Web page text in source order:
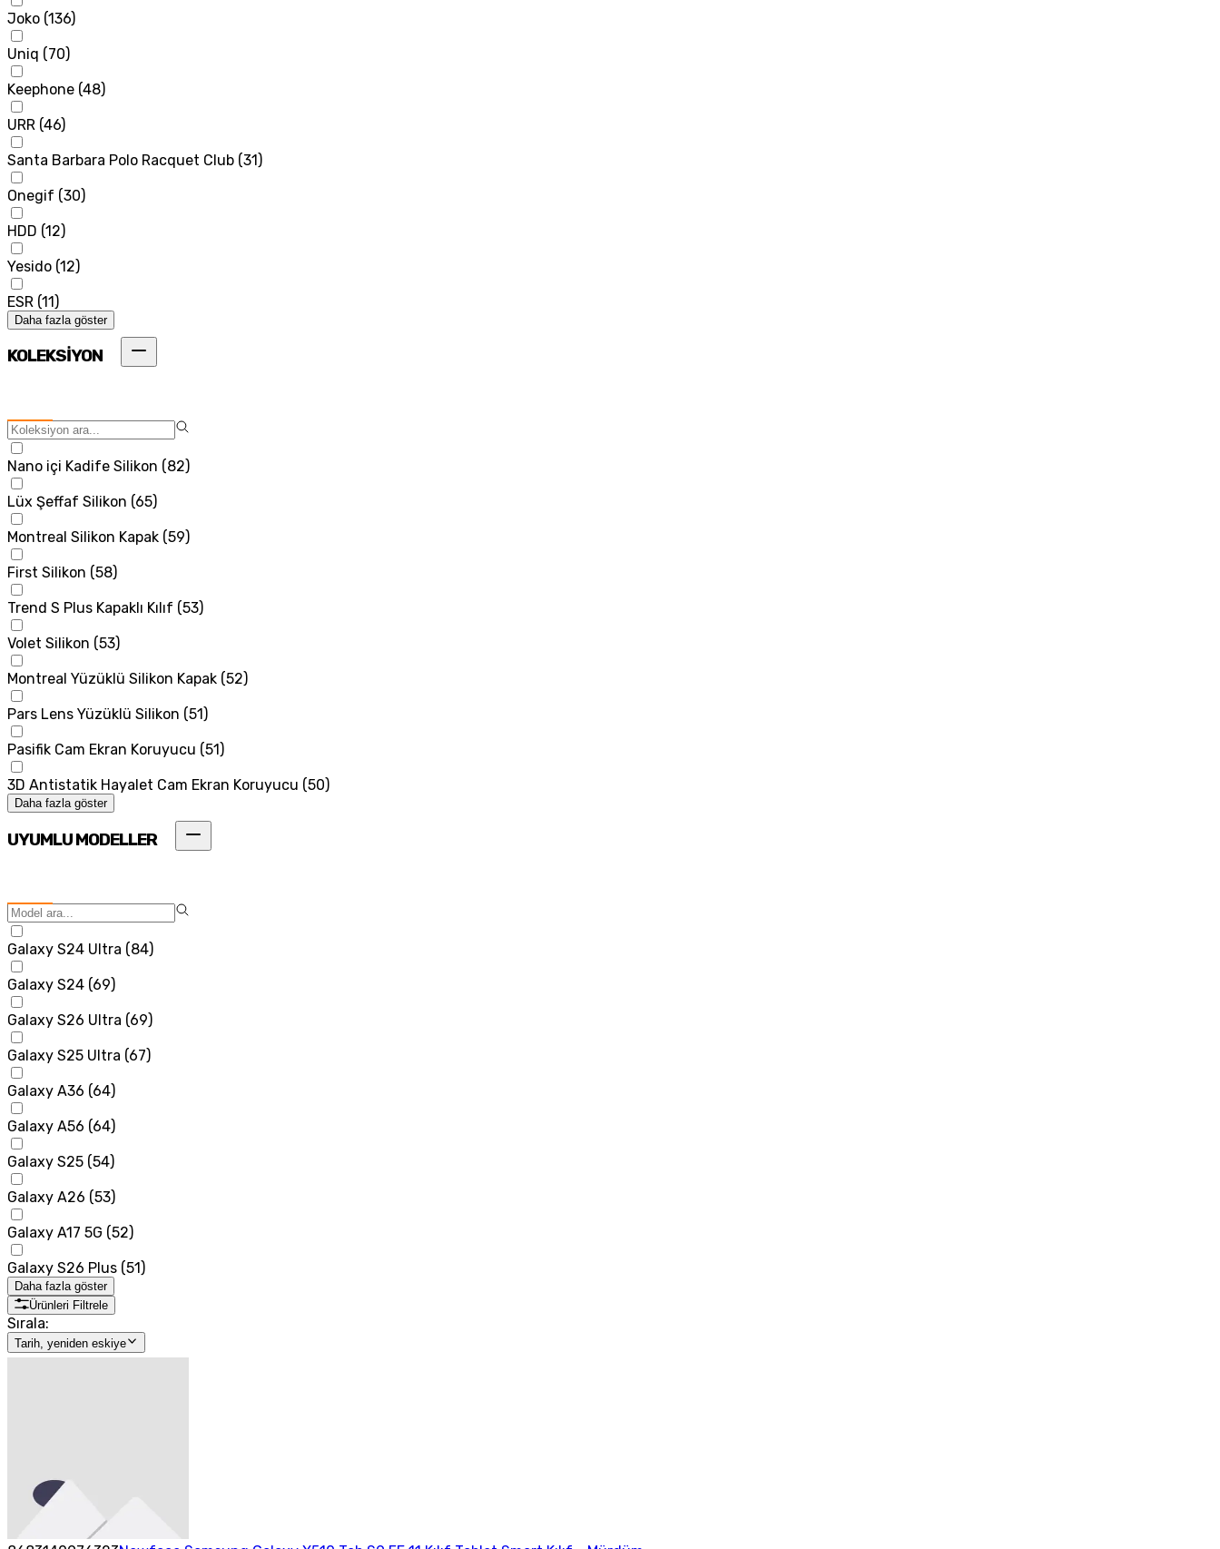
Joko (136)
Uniq (70)
Keephone (48)
URR (46)
Santa Barbara Polo Racquet Club (31)
Onegif (30)
HDD (12)
Yesido (12)
ESR (11)
Daha fazla göster
KOLEKSİYON
Nano içi Kadife Silikon (82)
Lüx Şeffaf Silikon (65)
Montreal Silikon Kapak (59)
First Silikon (58)
Trend S Plus Kapaklı Kılıf (53)
Volet Silikon (53)
Montreal Yüzüklü Silikon Kapak (52)
Pars Lens Yüzüklü Silikon (51)
Pasifik Cam Ekran Koruyucu (51)
3D Antistatik Hayalet Cam Ekran Koruyucu (50)
Daha fazla göster
UYUMLU MODELLER
Galaxy S24 Ultra (84)
Galaxy S24 (69)
Galaxy S26 Ultra (69)
Galaxy S25 Ultra (67)
Galaxy A36 (64)
Galaxy A56 (64)
Galaxy S25 (54)
Galaxy A26 (53)
Galaxy A17 5G (52)
Galaxy S26 Plus (51 )
Daha fazla göster
Ürünleri Filtrele
Sırala:
Tarih, yeniden eskiye